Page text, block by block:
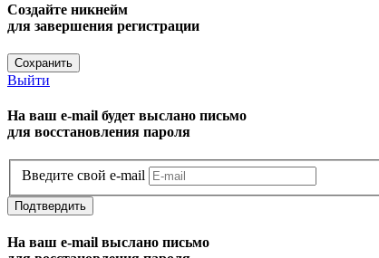
Создайте никнейм
для завершения регистрации
Сохранить
Выйти
На ваш e-mail будет выслано письмо
для восстановления пароля
Введите свой e-mail
Подтвердить
На ваш e-mail выслано письмо